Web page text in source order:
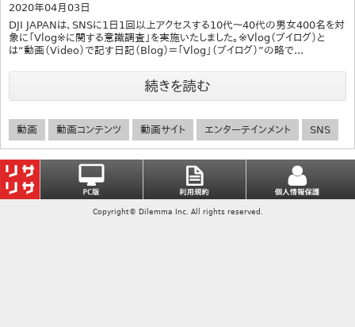
2020年04月03日
DJI JAPANは、SNSに1日1回以上アクセスする10代～40代の男女400名を対
象に「Vlog※に関する意識調査」を実施いたしました。※Vlog（ブイログ）と
は“動画（Video）で記す日記（Blog）＝「Vlog」（ブイログ）”の略で...
続きを読む
動画 動画コンテンツ 動画サイト エンターテインメント SNS
Copyright© Dilemma Inc. All rights reserved.